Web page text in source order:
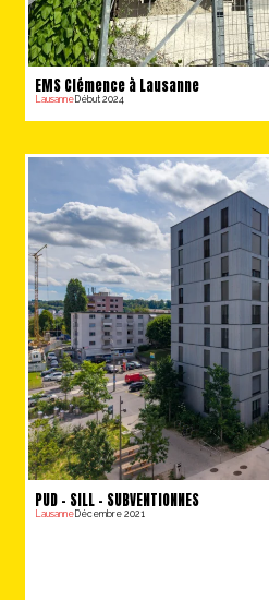
EMS Clémence à Lausanne
LausanneDébut 2024
PUD – SILL – SUBVENTIONNES
LausanneDécembre 2021